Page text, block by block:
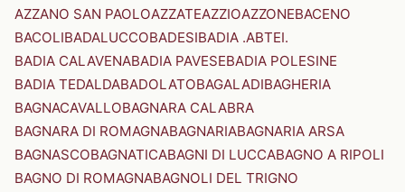
AZZANO SAN PAOLOAZZATEAZZIOAZZONEBACENO
BACOLIBADALUCCOBADESIBADIA .ABTEI.
BADIA CALAVENABADIA PAVESEBADIA POLESINE
BADIA TEDALDABADOLATOBAGALADIBAGHERIA
BAGNACAVALLOBAGNARA CALABRA
BAGNARA DI ROMAGNABAGNARIABAGNARIA ARSA
BAGNASCOBAGNATICABAGNI DI LUCCABAGNO A RIPOLI
BAGNO DI ROMAGNABAGNOLI DEL TRIGNO